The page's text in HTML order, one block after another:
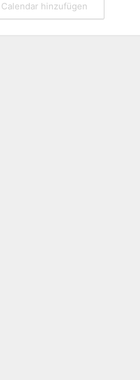
hinzufügen